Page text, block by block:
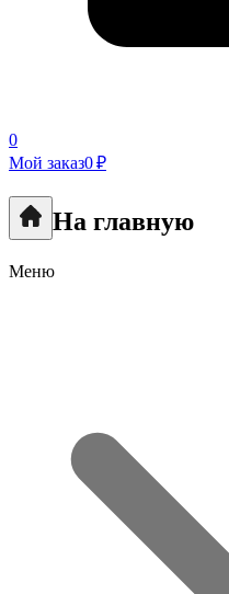
0
Мой заказ0 ₽
На главную
Меню